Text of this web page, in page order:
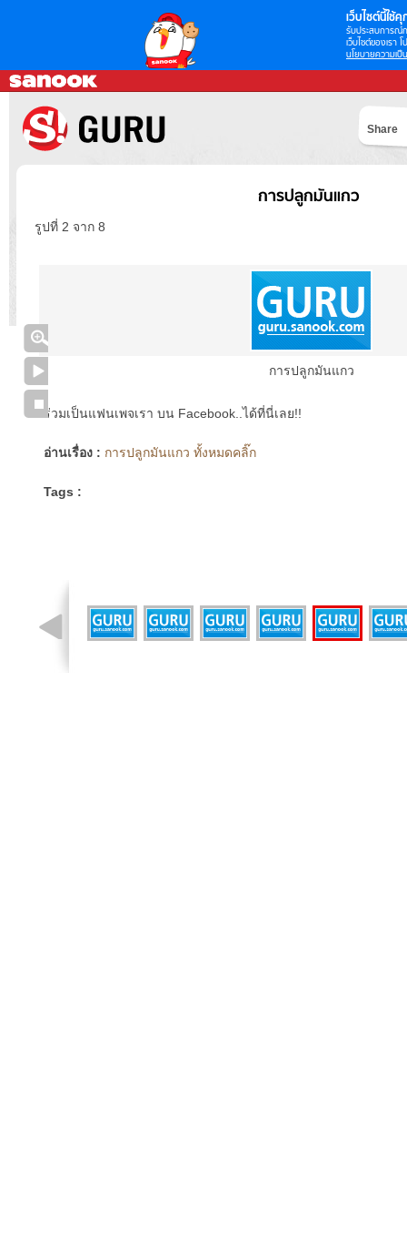
เว็บไซต์นี้ใช้คุ
รับประสบการณ์
เว็บไซต์ของเรา
นโยบายความเป็
Share
การปลูกมันแกว
รูปที่ 2 จาก 8
การปลูกมันแกว
ร่วมเป็นแฟนเพจเรา บน Facebook..ได้ที่นี่เลย!!
อ่านเรื่อง : การปลูกมันแกว ทั้งหมดคลิ๊ก
Tags :